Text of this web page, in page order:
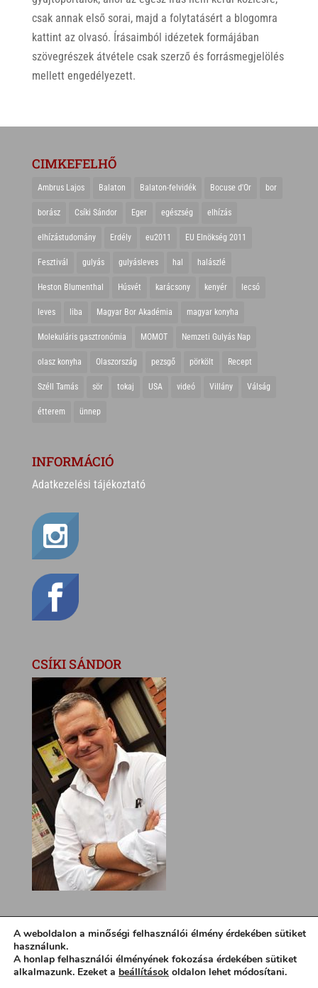
csak annak első sorai, majd a folytatásért a blogomra
kattint az olvasó. Írásaimból idézetek formájában
szövegrészek átvétele csak szerző és forrásmegjelölés
mellett engedélyezett.
CIMKEFELHŐ
Ambrus Lajos Balaton Balaton-felvidék Bocuse d'Or bor
borász Csíki Sándor Eger egészség elhízás
elhízástudomány Erdély eu2011 EU Elnökség 2011
Fesztivál gulyás gulyásleves hal halászlé
Heston Blumenthal Húsvét karácsony kenyér lecsó
leves liba Magyar Bor Akadémia magyar konyha
Molekuláris gasztronómia MOMOT Nemzeti Gulyás Nap
olasz konyha Olaszország pezsgő pörkölt Recept
Széll Tamás sör tokaj USA videó Villány Válság
étterem ünnep
INFORMÁCIÓ
Adatkezelési tájékoztató
CSÍKI SÁNDOR
A weboldalon a minőségi felhasználói élmény érdekében sütiket
használunk.
A honlap felhasználói élményének fokozása érdekében sütiket
alkalmazunk. Ezeket a beállítások oldalon lehet módosítani.